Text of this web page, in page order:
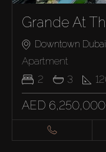
Grande At
Downtown Dubai
Apartment
2
3
AED 6,250,000